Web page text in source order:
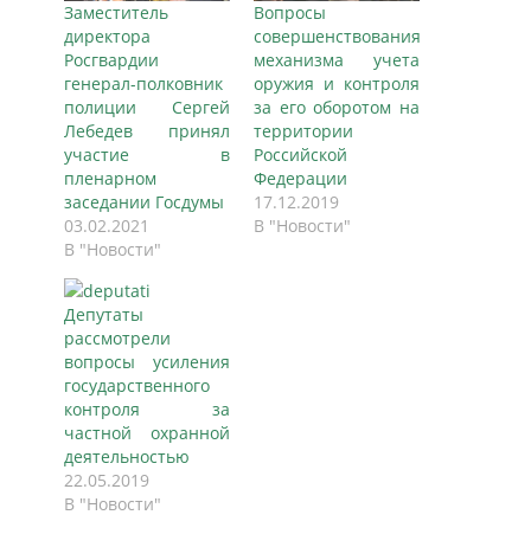
Заместитель
директора
Росгвардии
генерал-полковник
полиции Сергей
Лебедев принял
участие в
пленарном
заседании Госдумы
03.02.2021
В "Новости"
Вопросы
совершенствования
механизма учета
оружия и контроля
за его оборотом на
территории
Российской
Федерации
17.12.2019
В "Новости"
Депутаты
рассмотрели
вопросы усиления
государственного
контроля за
частной охранной
деятельностью
22.05.2019
В "Новости"